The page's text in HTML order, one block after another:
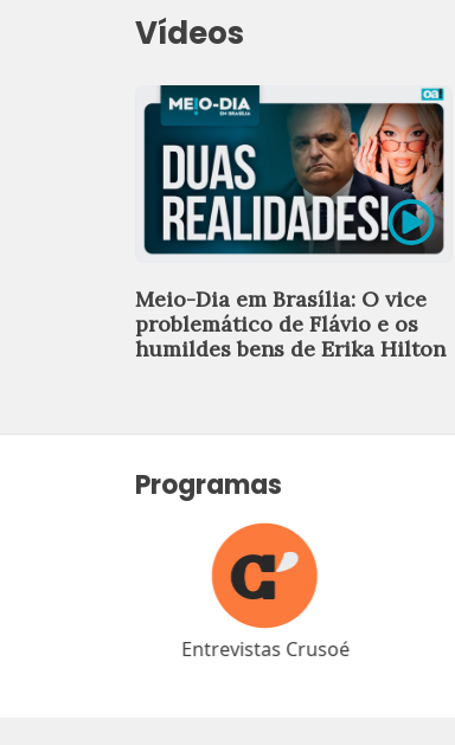
Vídeos
Meio-Dia em Brasília: O vice
problemático de Flávio e os
humildes bens de Erika Hilton
Programas
Sala Antagonista